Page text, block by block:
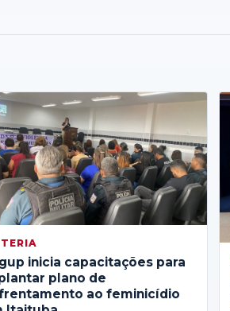
inicia capacitações para
plano de
ao feminicídio